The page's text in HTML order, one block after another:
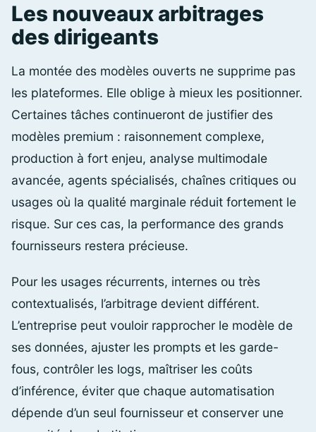
Les nouveaux arbitrages
des dirigeants
La montée des modèles ouverts ne supprime pas
les plateformes. Elle oblige à mieux les positionner.
Certaines tâches continueront de justifier des
modèles premium : raisonnement complexe,
production à fort enjeu, analyse multimodale
avancée, agents spécialisés, chaînes critiques ou
usages où la qualité marginale réduit fortement le
risque. Sur ces cas, la performance des grands
fournisseurs restera précieuse.
Pour les usages récurrents, internes ou très
contextualisés, l’arbitrage devient différent.
L’entreprise peut vouloir rapprocher le modèle de
ses données, ajuster les prompts et les garde-
fous, contrôler les logs, maîtriser les coûts
d’inférence, éviter que chaque automatisation
dépende d’un seul fournisseur et conserver une